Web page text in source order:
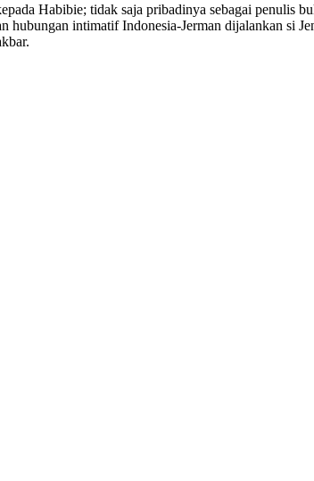
Habibie; tidak saja pribadinya sebagai penulis
hubungan intimatif Indonesia-Jerman dijalankan si